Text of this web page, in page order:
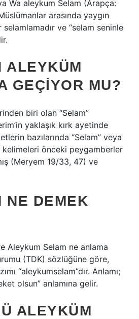
Wa aleykum Selam (Arapça:
ve “selam seninle
ALEYKÜM
GEÇIYOR MU?
biri olan “Selam”
yaklaşık kırk ayetinde
bazılarında “Selam” veya
kelimeleri önceki peygamberler
(Meryem 19/33, 47) ve
NE DEMEK
Aleykum Selam ne anlama
(TDK) sözlüğüne göre,
“aleykumselam”dır. Anlamı;
olsun” anlamına gelir.
ALEYKÜM